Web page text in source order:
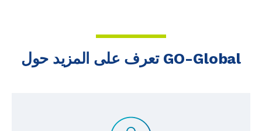
تعرف على المزيد حول GO-Global